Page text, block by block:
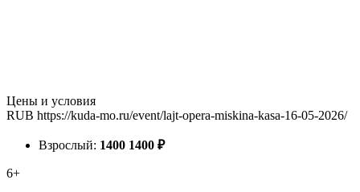
Цены и условия
RUB https://kuda-mo.ru/event/lajt-opera-miskina-kasa-16-05-2026/
Взрослый: 1400 1400 ₽
6+